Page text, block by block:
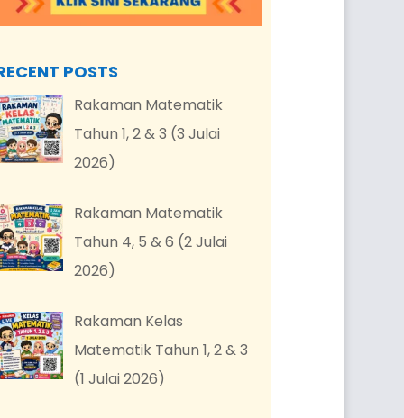
POSTS
Rakaman Matematik
Tahun 1, 2 & 3 (3 Julai
2026)
Rakaman Matematik
Tahun 4, 5 & 6 (2 Julai
2026)
Rakaman Kelas
Matematik Tahun 1, 2 & 3
(1 Julai 2026)